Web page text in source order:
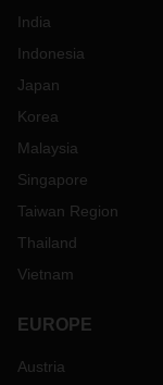
India
Indonesia
Japan
Korea
Malaysia
Singapore
Taiwan Region
Thailand
Vietnam
EUROPE
Austria